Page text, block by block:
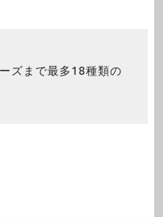
ズまで最多18種類の